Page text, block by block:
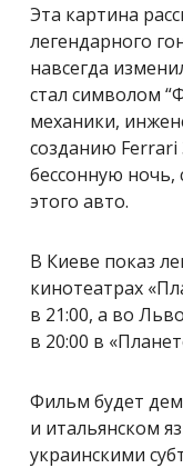
Эта картина
легендарного
навсегда
стал символом
механики,
созданию Ferrari
бессонную
этого авто.
В Киеве показ
кинотеатрах
в 21:00, а во
в 20:00 в
Фильм будет
и итальянском
украинскими